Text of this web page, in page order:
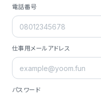
電話番号
仕事用メールアドレス
パスワード